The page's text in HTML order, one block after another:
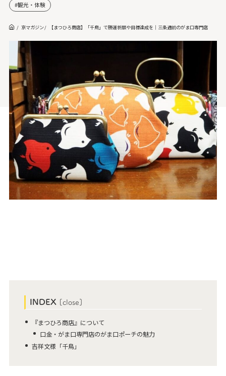
観光・体験
京マガジン 【まつひろ商店】「千鳥」で勝運祈願や目標達成を｜三条通前のがま口専門店
INDEX [ close ]
『まつひろ商店』について
口金・がま口専門店のがま口ポーチの魅力
吉祥文様「千鳥」